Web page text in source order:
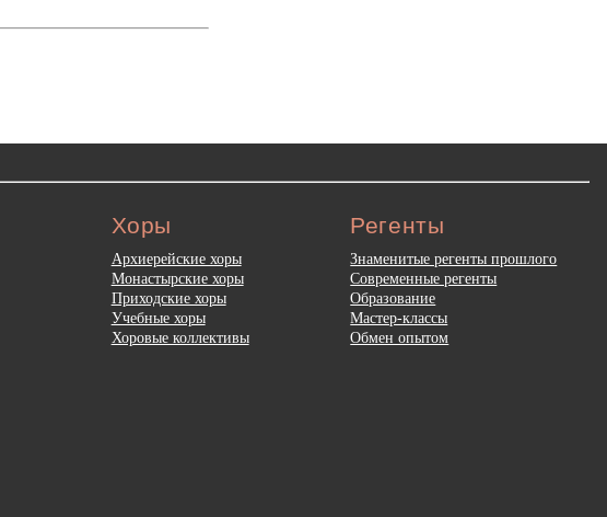
Хоры
Архиерейские хоры
Монастырские хоры
Приходские хоры
Учебные хоры
Хоровые коллективы
Регенты
Знаменитые регенты прошлого
Современные регенты
Образование
Мастер-классы
Обмен опытом